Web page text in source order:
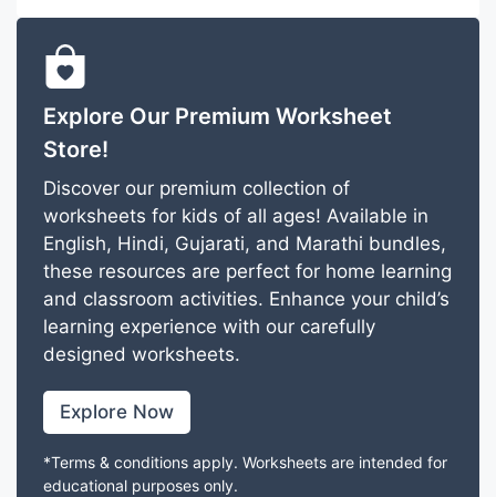
Explore Our Premium Worksheet
Store!
Discover our premium collection of
worksheets for kids of all ages! Available in
English, Hindi, Gujarati, and Marathi bundles,
these resources are perfect for home learning
and classroom activities. Enhance your child’s
learning experience with our carefully
designed worksheets.
Explore Now
*Terms & conditions apply. Worksheets are intended for
educational purposes only.